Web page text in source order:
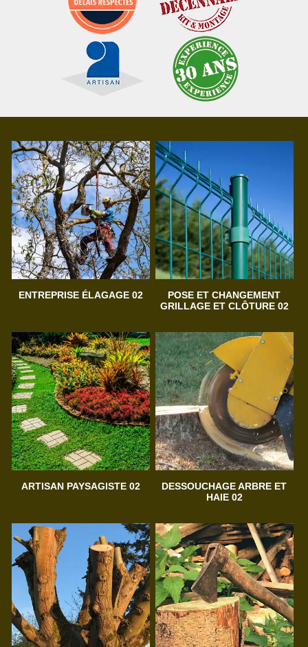
ENTREPRISE ÉLAGAGE 02
POSE ET CHANGEMENT
GRILLAGE ET CLÔTURE 02
ARTISAN PAYSAGISTE 02
DESSOUCHAGE ARBRE ET
HAIE 02